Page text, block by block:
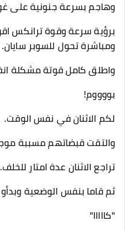
وهاجم بسرعة جنونية على
برؤية سرعة وقوة ترانكس
ومباشرة تحول للسوبر سايان.
واطلق كامل قوتة مشكلة
بووووم!
لكم الاثنان في نفس الوقت.
والتقت قبضاتهم مسببة
تراجع الاثنان عدة امتار للخلف.
ثم قاما بنفس الوضعية
"كااااا"